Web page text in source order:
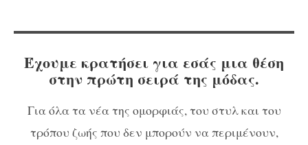
Έχουμε κρατήσει για εσάς μια θέση
στην πρώτη σειρά της μόδας.
Για όλα τα νέα της ομορφιάς, του στυλ και του
τρόπου ζωής που δεν μπορούν να περιμένουν,